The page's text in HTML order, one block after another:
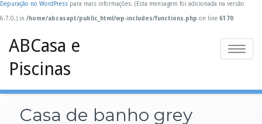
Depuração no WordPress para mais informações. (Esta mensagem foi adicionada na versão
6.7.0.) in /home/abcasapt/public_html/wp-includes/functions.php on line 6170
content
ABCasa e
Piscinas
Toggle
Casa de banho grey